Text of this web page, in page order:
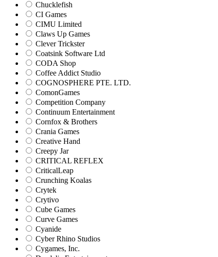
Chucklefish
CI Games
CIMU Limited
Claws Up Games
Clever Trickster
Coatsink Software Ltd
CODA Shop
Coffee Addict Studio
COGNOSPHERE PTE. LTD.
ComonGames
Competition Company
Continuum Entertainment
Cornfox & Brothers
Crania Games
Creative Hand
Creepy Jar
CRITICAL REFLEX
CriticalLeap
Crunching Koalas
Crytek
Crytivo
Cube Games
Curve Games
Cyanide
Cyber Rhino Studios
Cygames, Inc.